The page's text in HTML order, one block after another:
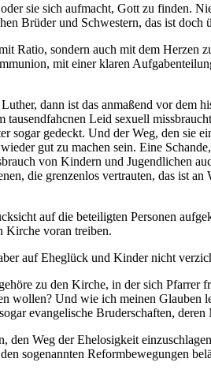
sie sich aufmacht, Gott zu finden.
Brüder und Schwestern, das ist doch
Ratio, sondern auch mit dem Herzen
mit einer klaren
dann ist das anmaßend vor dem
Leid sexuell
gedeckt. Und der Weg, den sie
gut zu machen sein. Eine
von Kindern und Jugendlichen
die grenzenlos vertrauten, das ist
auf die beteiligten Personen
Kirche voran treiben.
auf Eheglück und Kinder nicht
zu den Kirche, in der sich
wollen? Und wie ich meinen
evangelische Bruderschaften,
Weg der Ehelosigkeit
sogenannten Reformbewegungen